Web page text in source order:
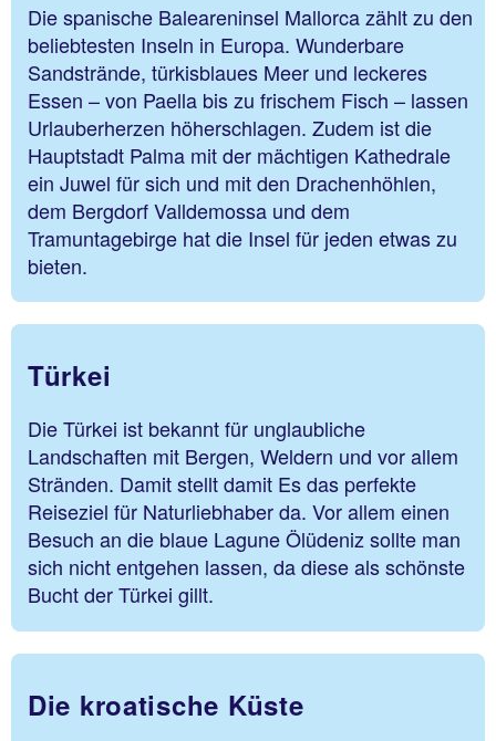
Die spanische Baleareninsel Mallorca zählt zu den
beliebtesten Inseln in Europa. Wunderbare
Sandstrände, türkisblaues Meer und leckeres
Essen – von Paella bis zu frischem Fisch – lassen
Urlauberherzen höherschlagen. Zudem ist die
Hauptstadt Palma mit der mächtigen Kathedrale
ein Juwel für sich und mit den Drachenhöhlen,
dem Bergdorf Valldemossa und dem
Tramuntagebirge hat die Insel für jeden etwas zu
bieten.
Türkei
Die Türkei ist bekannt für unglaubliche
Landschaften mit Bergen, Weldern und vor allem
Stränden. Damit stellt damit Es das perfekte
Reiseziel für Naturliebhaber da. Vor allem einen
Besuch an die blaue Lagune Ölüdeniz sollte man
sich nicht entgehen lassen, da diese als schönste
Bucht der Türkei gillt.
Die kroatische Küste